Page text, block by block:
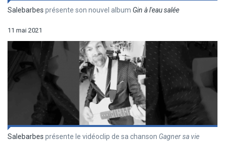
Salebarbes présente son nouvel album Gin à l'eau salée
11 mai 2021
Salebarbes présente le vidéoclip de sa chanson Gagner sa vie